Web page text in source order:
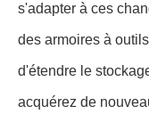
s'adapter à ces
des armoires à
d'étendre le
acquérez de